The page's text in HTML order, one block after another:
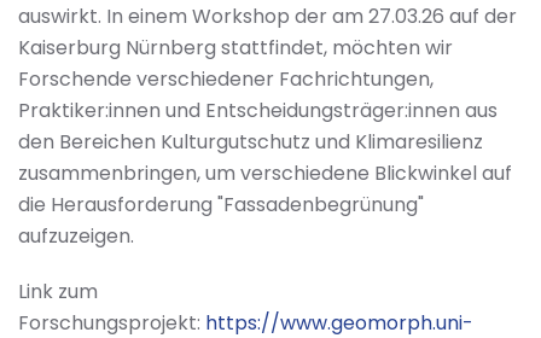
auswirkt. In einem Workshop der am 27.03.26 auf der
Kaiserburg Nürnberg stattfindet, möchten wir
Forschende verschiedener Fachrichtungen,
Praktiker:innen und Entscheidungsträger:innen aus
den Bereichen Kulturgutschutz und Klimaresilienz
zusammenbringen, um verschiedene Blickwinkel auf
die Herausforderung "Fassadenbegrünung"
aufzuzeigen.
Link zum
Forschungsprojekt: https://www.geomorph.uni-